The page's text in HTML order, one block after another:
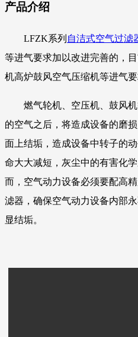
产品介绍
LFZK系列 自洁式空气过滤
等进气要求加以改进完善的，
机高炉鼓风空气压缩机等进气要
燃气轮机、空压机、鼓风
的空气之后，将造成设备的磨
面上结垢，造成设备中转子的
命大大减短，灰尘中的有害化
而，空气动力设备必须要配高
滤器，确保空气动力设备内部
显结垢。